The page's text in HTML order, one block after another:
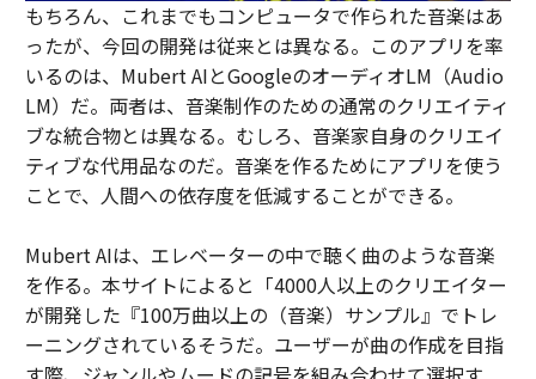
もちろん、これまでもコンピュータで作られた音楽はあ
ったが、今回の開発は従来とは異なる。このアプリを率
いるのは、Mubert AIとGoogleのオーディオLM（Audio
LM）だ。両者は、音楽制作のための通常のクリエイティ
ブな統合物とは異なる。むしろ、音楽家自身のクリエイ
ティブな代用品なのだ。音楽を作るためにアプリを使う
ことで、人間への依存度を低減することができる。
Mubert AIは、エレベーターの中で聴く曲のような音楽
を作る。本サイトによると「4000人以上のクリエイター
が開発した『100万曲以上の（音楽）サンプル』でトレ
ーニングされているそうだ。ユーザーが曲の作成を目指